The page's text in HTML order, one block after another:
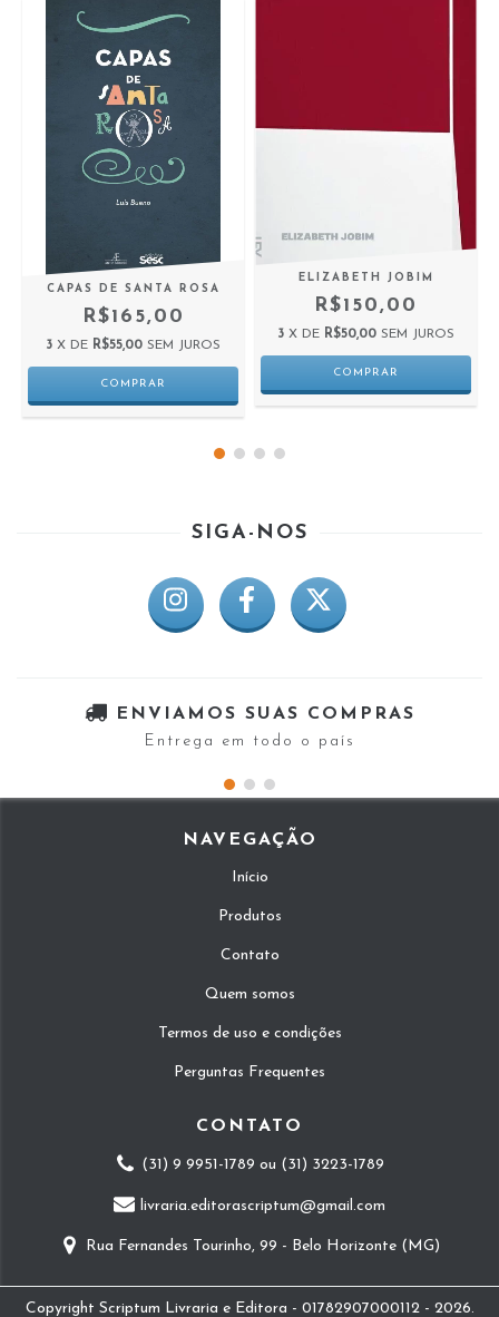
CAPAS DE SANTA ROSA
R$165,00
3 X DE R$55,00 SEM JUROS
ELIZABETH JOBIM
R$150,00
3 X DE R$50,00 SEM JUROS
SIGA-NOS
ENVIAMOS SUAS COMPRAS
Entrega em todo o país
NAVEGAÇÃO
Início
Produtos
Contato
Quem somos
Termos de uso e condições
Perguntas Frequentes
CONTATO
(31) 9 9951-1789 ou (31) 3223-1789
livraria.editorascriptum@gmail.com
Rua Fernandes Tourinho, 99 - Belo Horizonte (MG)
Copyright Scriptum Livraria e Editora - 01782907000112 - 2026.